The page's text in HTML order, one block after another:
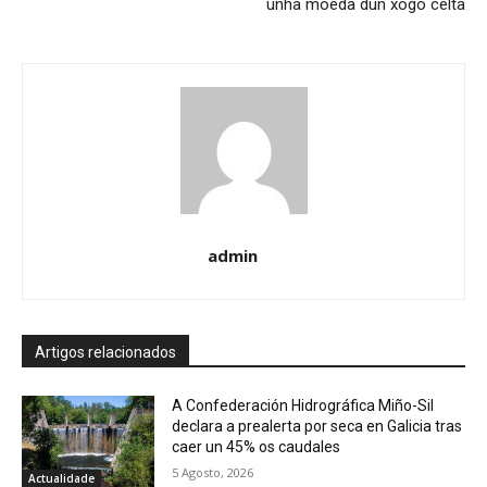
unha moeda dun xogo celta
admin
Artigos relacionados
Actualidade
A Confederación Hidrográfica Miño-Sil
declara a prealerta por seca en Galicia tras
caer un 45% os caudales
5 Agosto, 2026